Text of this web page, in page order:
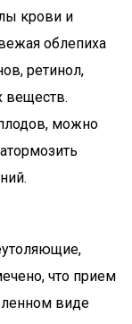
крови и
облепиха
ретинол,
веществ.
можно
что прием
виде